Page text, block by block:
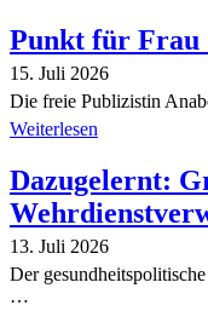
Punkt für Frau
15. Juli 2026
Die freie Publizistin
Weiterlesen
Dazugelernt:
13. Juli 2026
Der
…